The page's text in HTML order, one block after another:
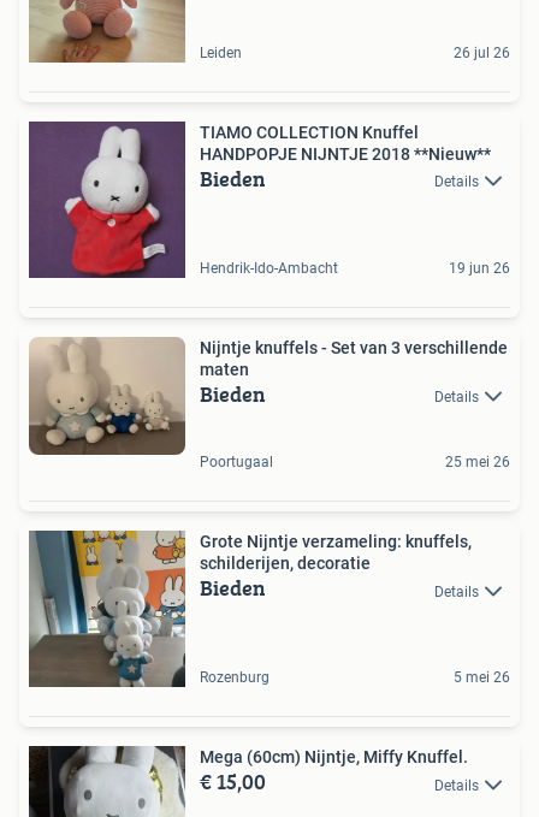
Leiden 26 jul 26
TIAMO COLLECTION Knuffel
HANDPOPJE NIJNTJE 2018 **Nieuw**
Bieden Details
Hendrik-Ido-Ambacht 19 jun 26
Nijntje knuffels - Set van 3 verschillende
maten
Bieden Details
Poortugaal 25 mei 26
Grote Nijntje verzameling: knuffels,
schilderijen, decoratie
Bieden Details
Rozenburg 5 mei 26
Mega (60cm) Nijntje, Miffy Knuffel.
€ 15,00 Details